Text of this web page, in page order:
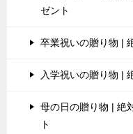
ゼント
卒業祝いの贈り物 |
入学祝いの贈り物 |
母の日の贈り物 | 絶
ト